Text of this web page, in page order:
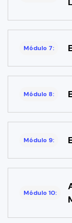
Módulo 7:
Módulo 8:
Módulo 9:
Módulo 10: